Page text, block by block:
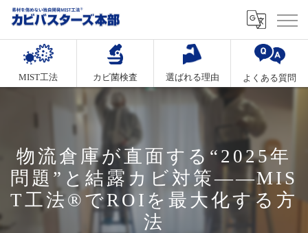
MIST工法 カビ菌検査 選ばれる理由 よくある質問
物流倉庫が直面する“2025年
問題”と結露カビ対策――MIS
T工法®でROIを最大化する方
法